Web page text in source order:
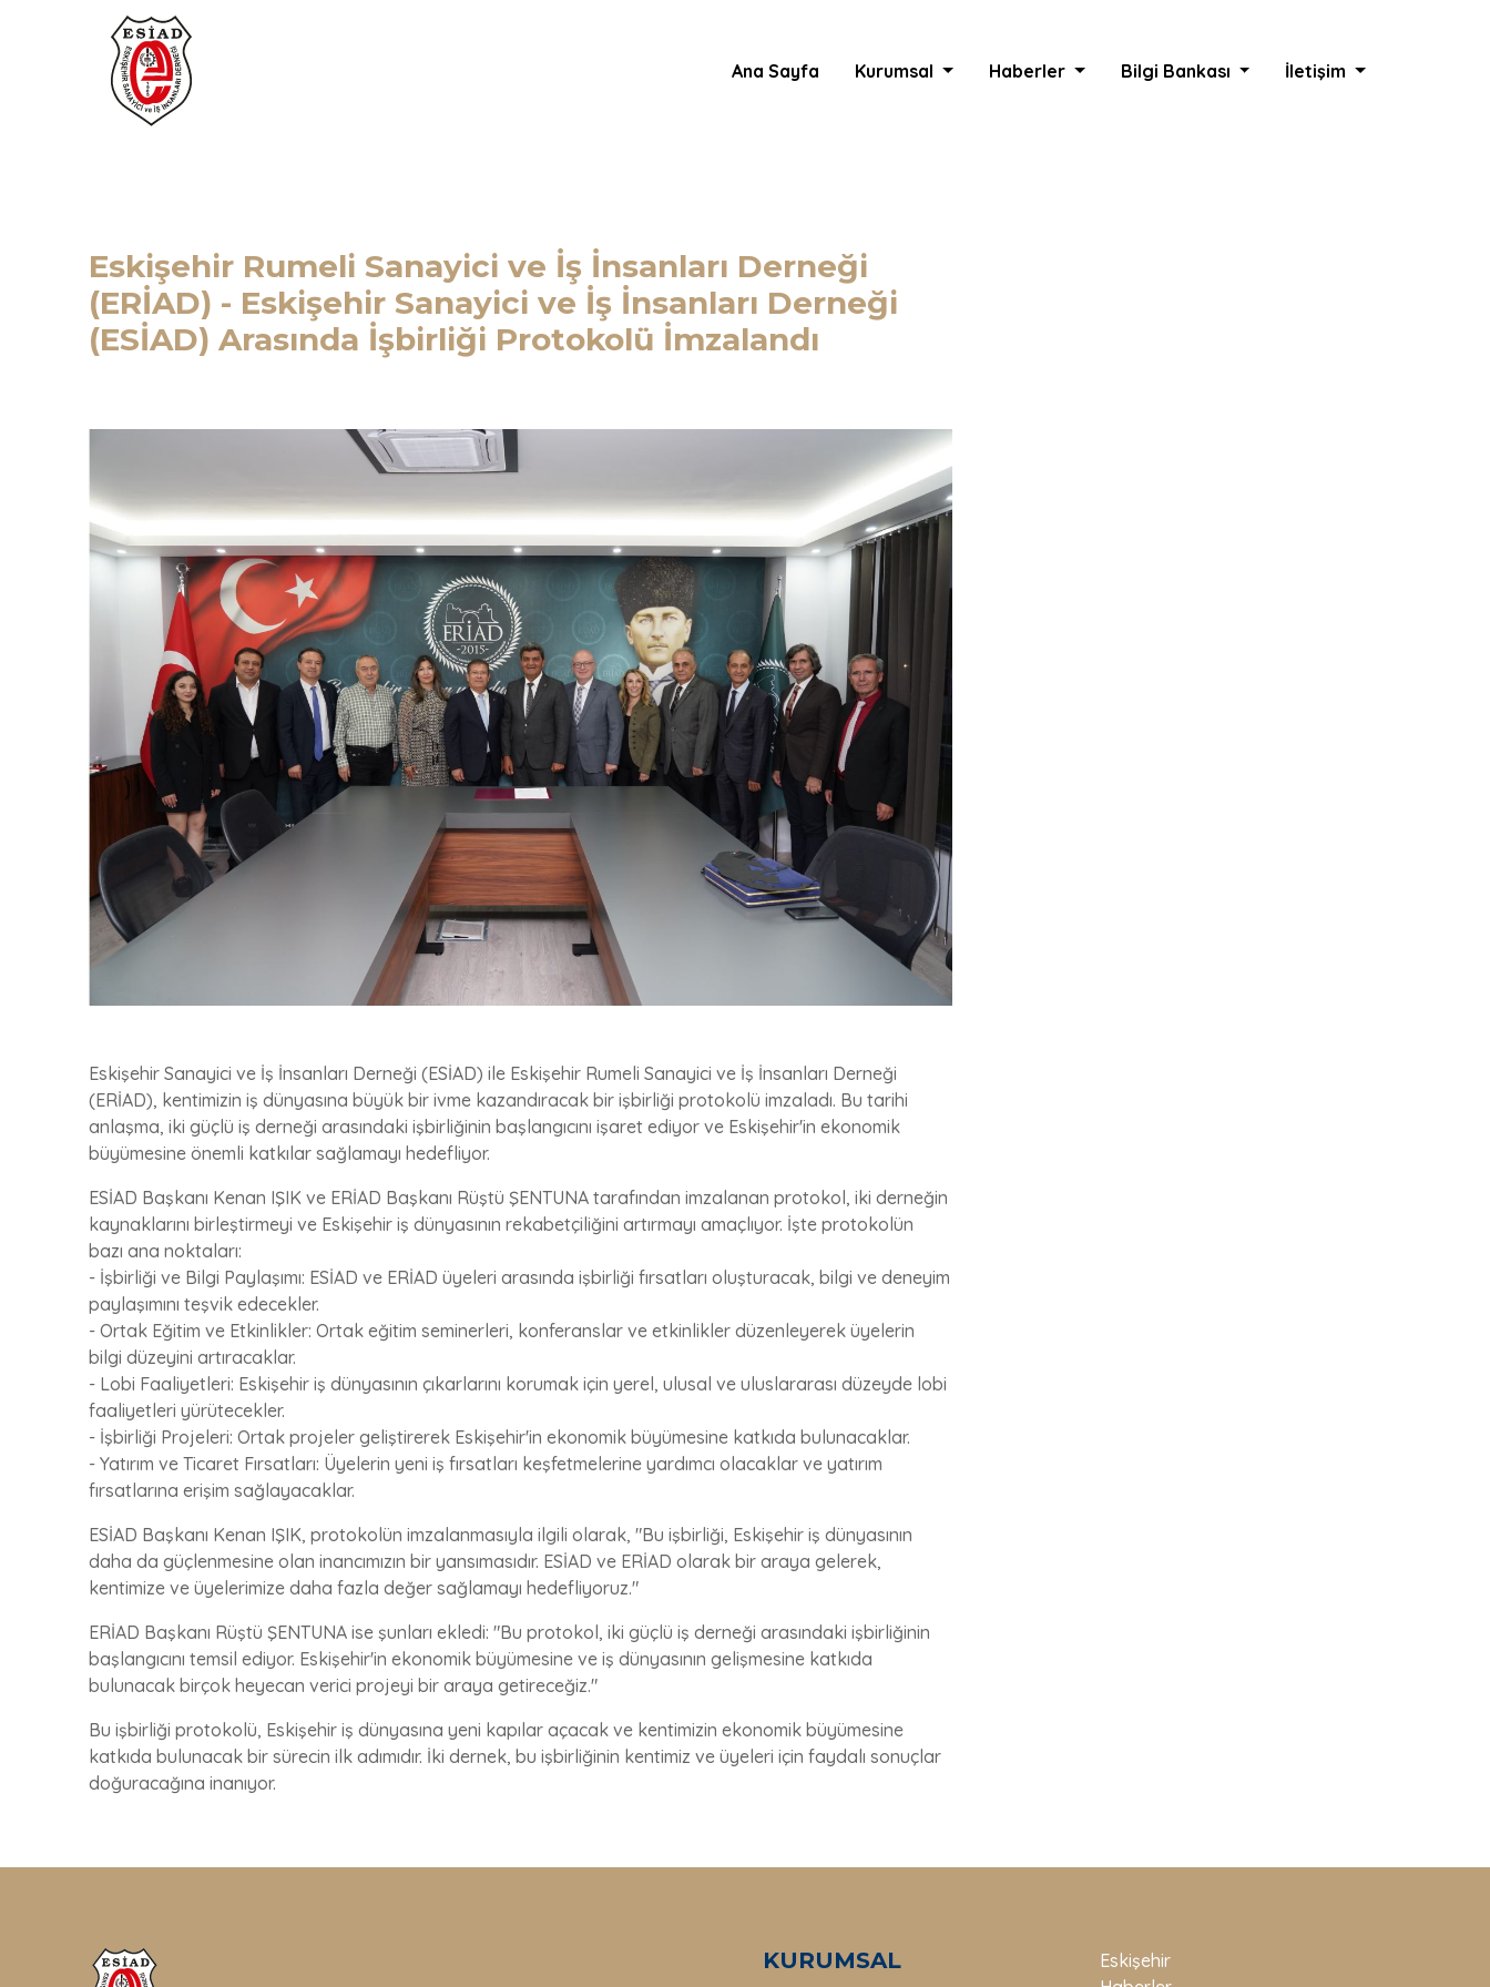
Ana Sayfa Kurumsal Haberler Bilgi Bankası İletişim
Eskişehir Rumeli Sanayici ve İş İnsanları Derneği
(ERİAD) - Eskişehir Sanayici ve İş İnsanları Derneği
(ESİAD) Arasında İşbirliği Protokolü İmzalandı
Eskişehir Sanayici ve İş İnsanları Derneği (ESİAD) ile Eskişehir Rumeli Sanayici ve İş İnsanları Derneği
(ERİAD), kentimizin iş dünyasına büyük bir ivme kazandıracak bir işbirliği protokolü imzaladı. Bu tarihi
anlaşma, iki güçlü iş derneği arasındaki işbirliğinin başlangıcını işaret ediyor ve Eskişehir'in ekonomik
büyümesine önemli katkılar sağlamayı hedefliyor.
ESİAD Başkanı Kenan IŞIK ve ERİAD Başkanı Rüştü ŞENTUNA tarafından imzalanan protokol, iki derneğin
kaynaklarını birleştirmeyi ve Eskişehir iş dünyasının rekabetçiliğini artırmayı amaçlıyor. İşte protokolün
bazı ana noktaları:
- İşbirliği ve Bilgi Paylaşımı: ESİAD ve ERİAD üyeleri arasında işbirliği fırsatları oluşturacak, bilgi ve deneyim
paylaşımını teşvik edecekler.
- Ortak Eğitim ve Etkinlikler: Ortak eğitim seminerleri, konferanslar ve etkinlikler düzenleyerek üyelerin
bilgi düzeyini artıracaklar.
- Lobi Faaliyetleri: Eskişehir iş dünyasının çıkarlarını korumak için yerel, ulusal ve uluslararası düzeyde lobi
faaliyetleri yürütecekler.
- İşbirliği Projeleri: Ortak projeler geliştirerek Eskişehir'in ekonomik büyümesine katkıda bulunacaklar.
- Yatırım ve Ticaret Fırsatları: Üyelerin yeni iş fırsatları keşfetmelerine yardımcı olacaklar ve yatırım
fırsatlarına erişim sağlayacaklar.
ESİAD Başkanı Kenan IŞIK, protokolün imzalanmasıyla ilgili olarak, "Bu işbirliği, Eskişehir iş dünyasının
daha da güçlenmesine olan inancımızın bir yansımasıdır. ESİAD ve ERİAD olarak bir araya gelerek,
kentimize ve üyelerimize daha fazla değer sağlamayı hedefliyoruz."
ERİAD Başkanı Rüştü ŞENTUNA ise şunları ekledi: "Bu protokol, iki güçlü iş derneği arasındaki işbirliğinin
başlangıcını temsil ediyor. Eskişehir'in ekonomik büyümesine ve iş dünyasının gelişmesine katkıda
bulunacak birçok heyecan verici projeyi bir araya getireceğiz."
Bu işbirliği protokolü, Eskişehir iş dünyasına yeni kapılar açacak ve kentimizin ekonomik büyümesine
katkıda bulunacak bir sürecin ilk adımıdır. İki dernek, bu işbirliğinin kentimiz ve üyeleri için faydalı sonuçlar
doğuracağına inanıyor.
KURUMSAL
Eskişehir